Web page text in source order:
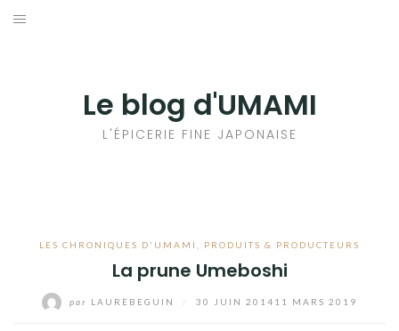
Aller
Le blog d'UMAMI
L'ÉPICERIE FINE JAPONAISE
LES CHRONIQUES D'UMAMI PRODUITS & PRODUCTEURS
La prune Umeboshi
par LAUREBEGUIN 30 JUIN 2014 11 MARS 2019